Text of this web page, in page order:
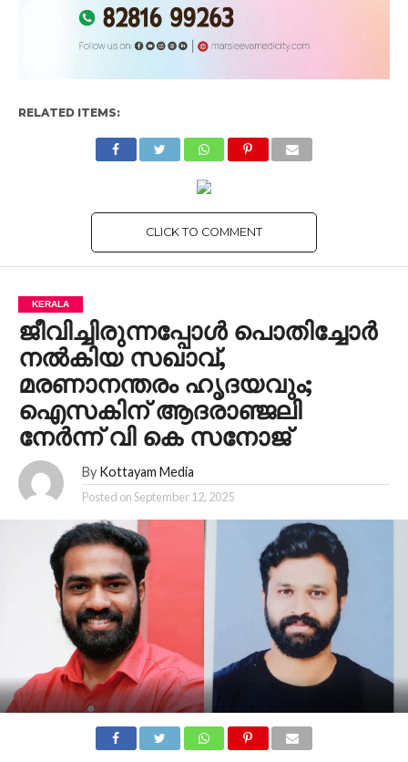
RELATED ITEMS:
CLICK TO COMMENT
KERALA
ജീവിച്ചിരുന്നപ്പോള്‍ പൊതിച്ചോര്‍
നല്‍കിയ സഖാവ്,
മരണാനന്തരം ഹൃദയവും;
ഐസകിന് ആദരാഞ്ജലി
നേര്‍ന്ന് വി കെ സനോജ്
By Kottayam Media
Posted onSeptember 12, 2025